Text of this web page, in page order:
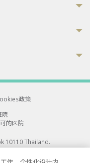
政策
院
的医院
10110 Thailand.